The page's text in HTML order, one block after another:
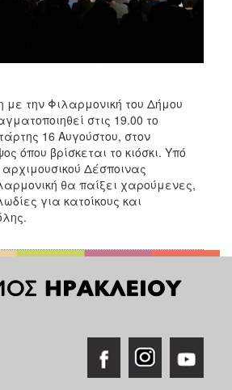
με την Φιλαρμονική του Δήμου
στις 19.00 το
16 Αυγούστου, στον
όπου βρίσκεται το κιόσκι. Υπό
αρχιμουσικού Δέσποινας
θα παίξει χαρούμενες,
για κατοίκους και